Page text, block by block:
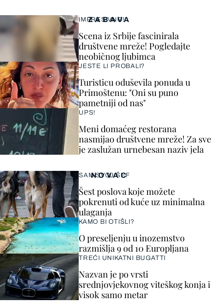
ZABAVA
IMPRESIVNO!
Scena iz Srbije fascinirala
društvene mreže! Pogledajte
neobičnog ljubimca
JESTE LI PROBALI?
Turisticu oduševila ponuda u
Primoštenu: "Oni su puno
pametniji od nas"
UPS!
Meni domaćeg restorana
nasmijao društvene mreže! Za sve
je zaslužan urnebesan naziv jela
NOVAC
SAM SVOJ ŠEF
Šest poslova koje možete
pokrenuti od kuće uz minimalna
ulaganja
KAMO BI OTIŠLI?
O preseljenju u inozemstvo
razmišlja 9 od 10 Europljana
TREĆI UNIKATNI BUGATTI
Nazvan je po vrsti
srednjovjekovnog viteškog konja i
visok samo metar